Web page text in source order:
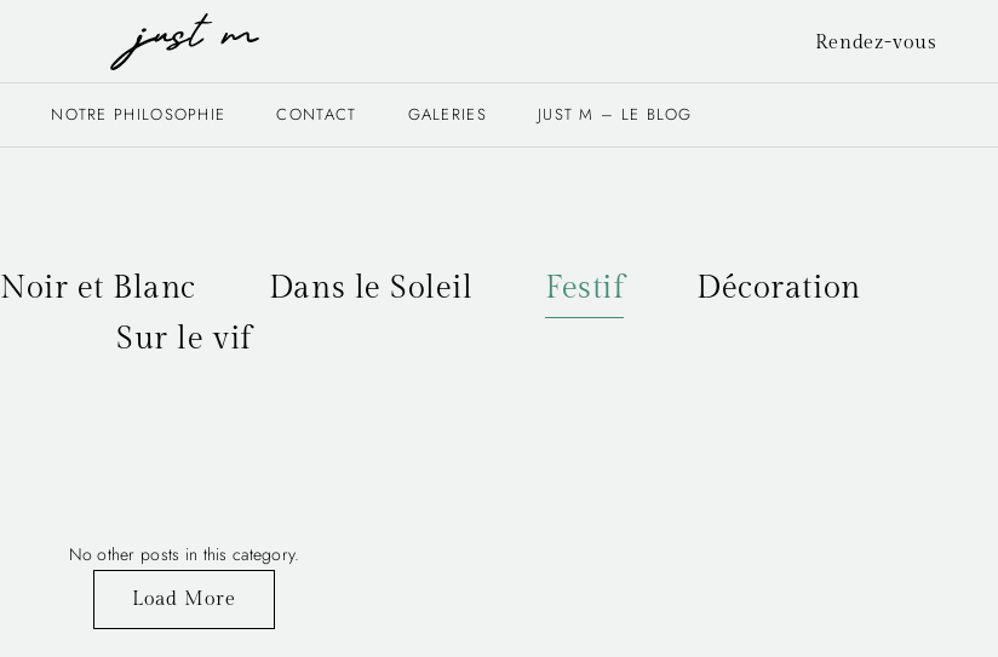
Rendez-vous
NOTRE PHILOSOPHIE CONTACT GALERIES JUST M – LE BLOG
Noir et Blanc Dans le Soleil Festif
Décoration
Sur le vif
No other posts in this category.
Load More